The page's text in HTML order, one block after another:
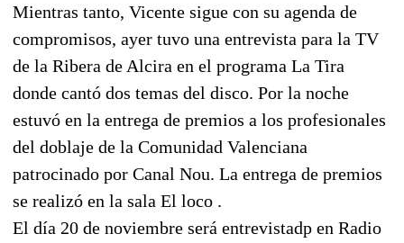
Mientras tanto, Vicente sigue con su agenda de
compromisos, ayer tuvo una entrevista para la TV
de la Ribera de Alcira en el programa La Tira
donde cantó dos temas del disco. Por la noche
estuvó en la entrega de premios a los profesionales
del doblaje de la Comunidad Valenciana
patrocinado por Canal Nou. La entrega de premios
se realizó en la sala El loco .
El día 20 de noviembre será entrevistadp en Radio